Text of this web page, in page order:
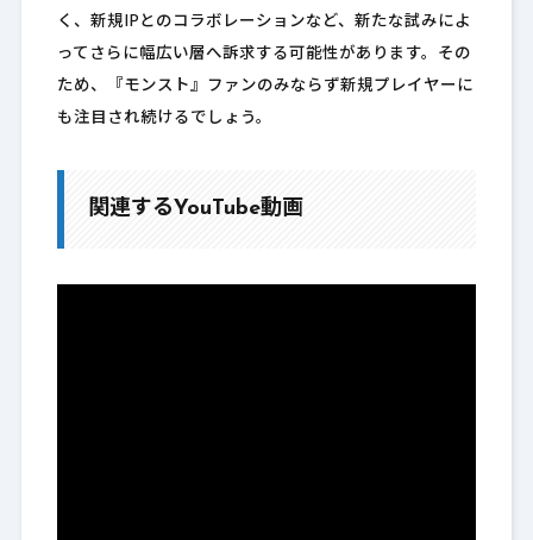
く、新規IPとのコラボレーションなど、新たな試みによ
ってさらに幅広い層へ訴求する可能性があります。その
ため、『モンスト』ファンのみならず新規プレイヤーに
も注目され続けるでしょう。
関連するYouTube動画